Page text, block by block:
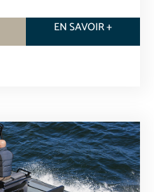
EN SAVOIR +